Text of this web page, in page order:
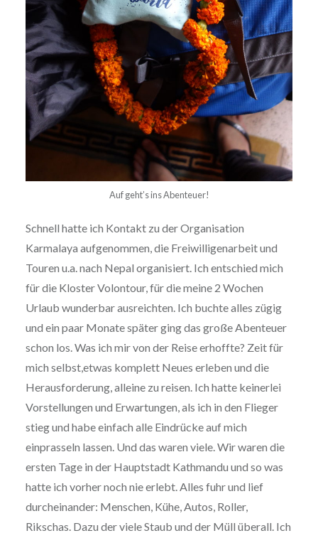
Auf geht’s ins Abenteuer!
Schnell hatte ich Kontakt zu der Organisation
Karmalaya aufgenommen, die Freiwilligenarbeit und
Touren u.a. nach Nepal organisiert. Ich entschied mich
für die Kloster Volontour, für die meine 2 Wochen
Urlaub wunderbar ausreichten. Ich buchte alles zügig
und ein paar Monate später ging das große Abenteuer
schon los. Was ich mir von der Reise erhoffte? Zeit für
mich selbst,etwas komplett Neues erleben und die
Herausforderung, alleine zu reisen. Ich hatte keinerlei
Vorstellungen und Erwartungen, als ich in den Flieger
stieg und habe einfach alle Eindrücke auf mich
einprasseln lassen. Und das waren viele. Wir waren die
ersten Tage in der Hauptstadt Kathmandu und so was
hatte ich vorher noch nie erlebt. Alles fuhr und lief
durcheinander: Menschen, Kühe, Autos, Roller,
Rikschas. Dazu der viele Staub und der Müll überall. Ich